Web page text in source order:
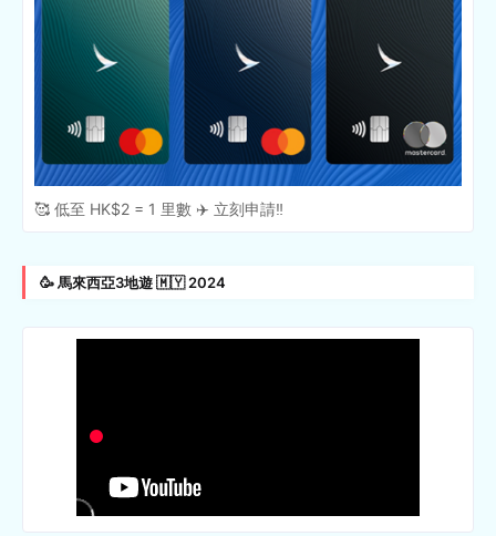
🥰 低至 HK$2 = 1 里數 ✈️ 立刻申請‼️
🥳 馬來西亞3地遊 🇲🇾 2024